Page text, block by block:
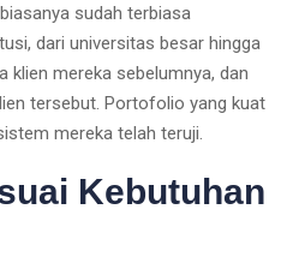
sudah terbiasa
dari universitas besar hingga
klien mereka sebelumnya, dan
tersebut. Portofolio yang kuat
mereka telah teruji.
Kebutuhan